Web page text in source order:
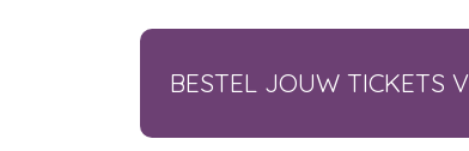
BESTEL JOUW TICKETS